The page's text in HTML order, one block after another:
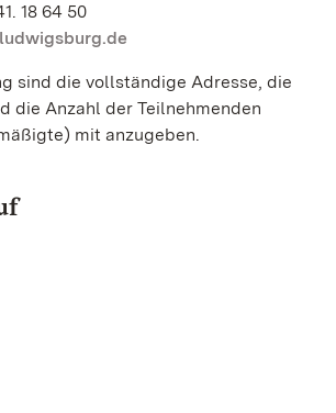
18 64 50
sind die vollständige Adresse, die
die Anzahl der Teilnehmenden
mit anzugeben.